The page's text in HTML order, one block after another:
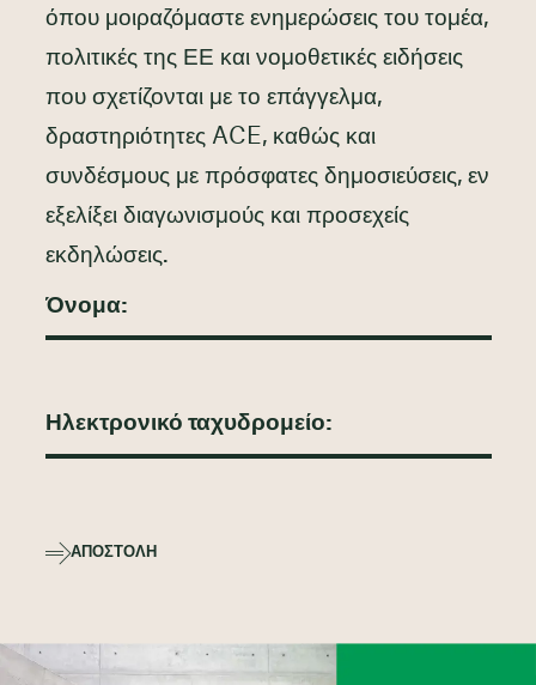
όπου μοιραζόμαστε ενημερώσεις του τομέα,
πολιτικές της ΕΕ και νομοθετικές ειδήσεις
που σχετίζονται με το επάγγελμα,
δραστηριότητες ACE, καθώς και
συνδέσμους με πρόσφατες δημοσιεύσεις, εν
εξελίξει διαγωνισμούς και προσεχείς
εκδηλώσεις.
ΑΠΟΣΤΟΛΉ